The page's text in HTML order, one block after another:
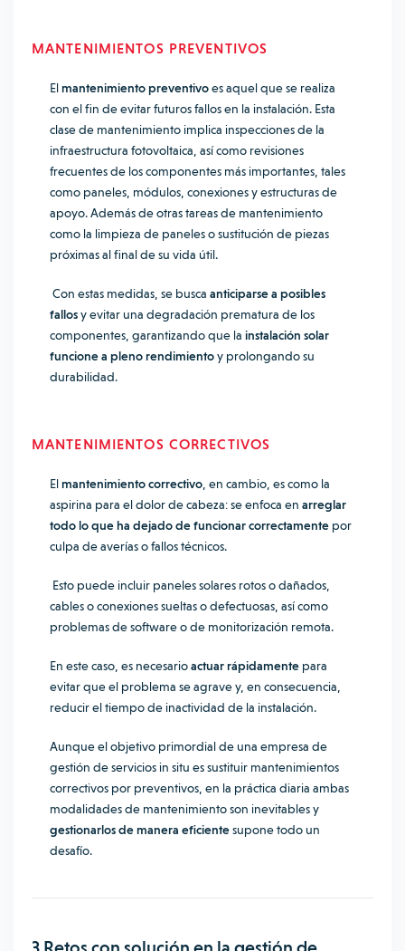
MANTENIMIENTOS PREVENTIVOS
Elmantenimiento preventivoes aquel que se realiza
con el fin de evitar futuros fallos en la instalación. Esta
clase de mantenimiento implica inspecciones de la
infraestructura fotovoltaica, así como revisiones
frecuentes de los componentes más importantes, tales
como paneles, módulos, conexiones y estructuras de
apoyo. Además de otras tareas de mantenimiento
como la limpieza de paneles o sustitución de piezas
próximas al final de su vida útil.
Con estas medidas, se busca anticiparse a posibles
fallosy evitar una degradación prematura de los
componentes, garantizando que la instalación solar
funcione a pleno rendimientoy prolongando su
durabilidad.
MANTENIMIENTOS CORRECTIVOS
Elmantenimiento correctivo , en cambio, es como la
aspirina para el dolor de cabeza: se enfoca en arreglar
todo lo que ha dejado de funcionar correctamente por
culpa de averías o fallos técnicos.
Esto puede incluir paneles solares rotos o dañados,
cables o conexiones sueltas o defectuosas, así como
problemas de software o de monitorización remota.
En este caso, es necesarioactuar rápidamente para
evitar que el problema se agrave y, en consecuencia,
reducir el tiempo de inactividad de la instalación.
Aunque el objetivo primordial de una empresa de
gestión de servicios in situ es sustituir mantenimientos
correctivos por preventivos, en la práctica diaria ambas
modalidades de mantenimiento son inevitables y
gestionarlos de manera eficientesupone todo un
desafío.